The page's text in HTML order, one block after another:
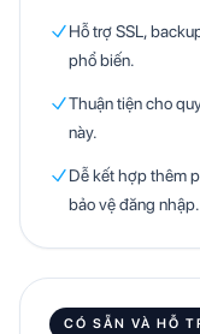
Hỗ trợ SSL,
phổ biến.
Thuận tiện cho
này.
Dễ kết hợp thêm
bảo vệ đăng nhập.
CÓ SẴN VÀ HỖ